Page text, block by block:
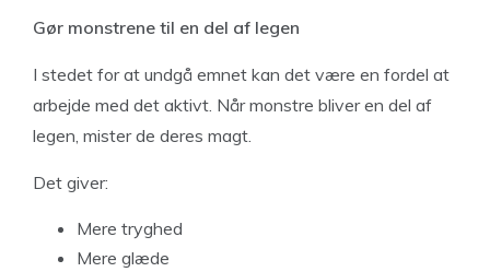
Gør monstrene til en del af legen
I stedet for at undgå emnet kan det være en fordel at
arbejde med det aktivt. Når monstre bliver en del af
legen, mister de deres magt.
Det giver:
Mere tryghed
Mere glæde